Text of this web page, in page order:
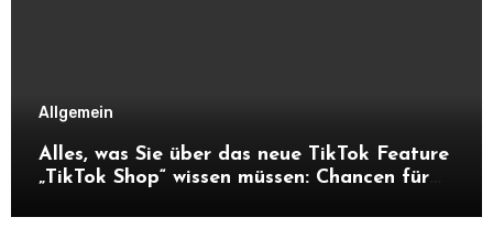
Allgemein
Alles, was Sie über das neue TikTok Feature
„TikTok Shop“ wissen müssen: Chancen für